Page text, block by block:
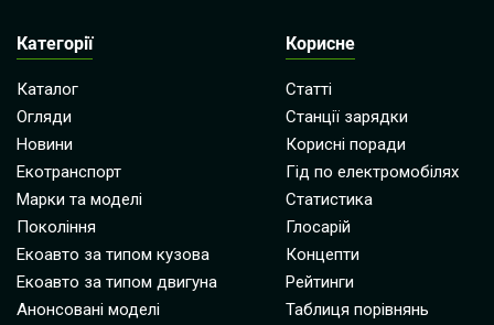
Категорії
Каталог
Огляди
Новини
Екотранспорт
Марки та моделі
Покоління
Екоавто за типом кузова
Екоавто за типом двигуна
Анонсовані моделі
Корисне
Статті
Станції зарядки
Корисні поради
Гід по електромобілях
Статистика
Глосарій
Концепти
Рейтинги
Таблиця порівнянь